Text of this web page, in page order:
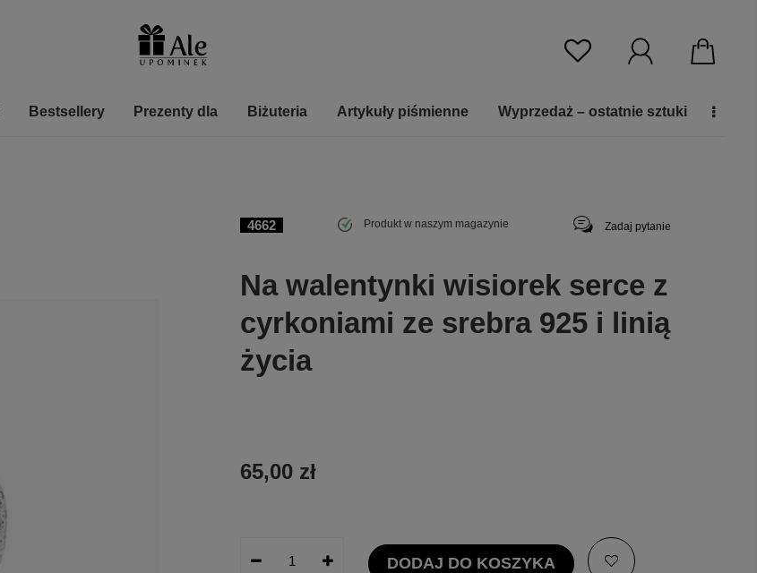
Bestsellery Prezenty dla Biżuteria Artykuły piśmienne Wyprzedaż – ostatnie sztuki
4662 Produkt w naszym magazynie Zadaj pytanie
Na walentynki wisiorek serce z
cyrkoniami ze srebra 925 i linią
życia
65,00 zł
DODAJ DO KOSZYKA